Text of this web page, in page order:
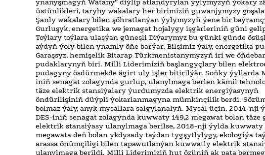
ynanyşmagyň Watany” diýlip atlandyrylan ýylymyzyň ýokary
üstünlikleri, taryhy wakalary her birimiziň guwanjymyzy
Şanly wakalary bilen şöhratlanýan ýylymyzyň ýene bir
Gurluşyk, energetika we jemagat hojalygy işgärleriniň güni
Toýlary toýlara ulaşýan güneşli Diýarymyz bu günki günde
aýdyň ýoly bilen ynamly öňe barýar. Bilşimiz ýaly, energetika
Garaşsyz, hemişelik Bitarap Türkmenistanymyzyň iri we
pudaklarynyň biri. Milli Liderimiziň başlangyçlary bilen
pudagyny ösdürmekde ägirt uly işler bitirilýär. Soňky ýyllarda
iniň senagat zolagynda gurlup, ulanylmaga berlen kämil
täze elektrik stansiýalary ýurdumyzda elektrik energiýasynyň
öndürilişiniň düýpli ýokarlanmagyna mümkinçilik berdi.
bolmaz ýaly, anyk mysallara salgylanalyň. Mysal üçin, 2014-nji
DES-iniň senagat zolagynda kuwwaty 149,2 megawat bolan täze
elektrik stansiýasy ulanylmaga berilse, 2018-nji ýylda kuwwaty
megawata deň bolan ykdysady taýdan tygşytlylygy, ekologiýa
arassa önümçiligi bilen tapawutlanýan kuwwatly elektrik
ulanylmaga berildi. Milli Liderimiziň hut özüniň ak pata